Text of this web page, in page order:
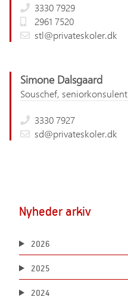
3330 7929
2961 7520
stl@privateskoler.dk
Simone Dalsgaard
Souschef, seniorkonsulent
3330 7927
sd@privateskoler.dk
Nyheder arkiv
2026
2025
2024